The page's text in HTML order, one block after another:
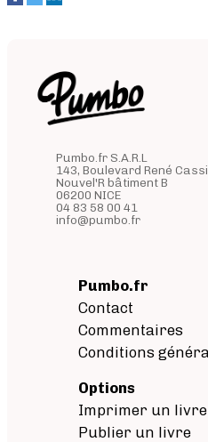
Pumbo.fr S.A.R.L
143, Boulevard René
Nouvel'R bâtiment B
06200 NICE
04 83 58 00 41
info@pumbo.fr
Pumbo.fr
Contact
Commentaires
Conditions
Options
Imprimer un livre
Publier un livre